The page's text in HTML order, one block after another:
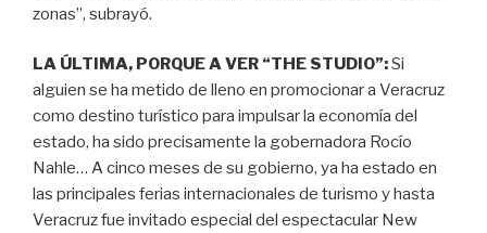
zonas”, subrayó.
LA ÚLTIMA, PORQUE A VER “THE STUDIO”:Si
alguien se ha metido de lleno en promocionar a Veracruz
como destino turístico para impulsar la economía del
estado, ha sido precisamente la gobernadora Rocío
Nahle… A cinco meses de su gobierno, ya ha estado en
las principales ferias internacionales de turismo y hasta
Veracruz fue invitado especial del espectacular New